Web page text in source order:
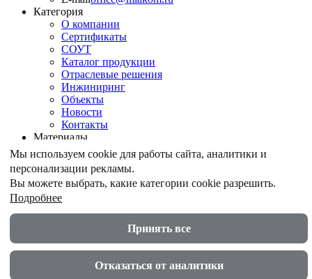
Категория
О компании
Сертификаты
СОУТ
Каталог продукции
Отраслевые решения
Инжиниринг
Объекты
Новости
Контакты
Материалы
Армирование грунтов
Армирование асфальтобетона
Геомембрана
Шпунт ПВХ
Дренажные геокомпозиты
Противоэрозионные маты
Акустические экраны
© ООО "МИАКОМ СПБ" 2026
Политика в области защиты и обработки персональных
Мы используем cookie для работы сайта, аналитики и
персонализации рекламы.
Вы можете выбрать, какие категории cookie разрешить.
Подробнее
Принять все
Отказаться от аналитики